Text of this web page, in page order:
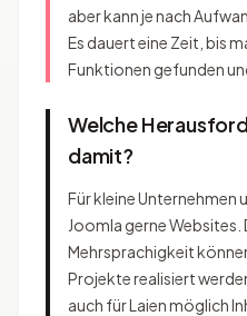
aber kann je nach
Es dauert eine Zeit, bis
Funktionen gefunden
Welche
damit?
Für kleine Unternehmen
Joomla gerne Websites.
Mehrsprachigkeit
Projekte realisiert
auch für Laien möglich